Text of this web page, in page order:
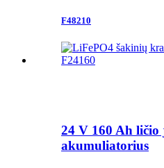
F48210
24 V 160 Ah
akumuliatorius